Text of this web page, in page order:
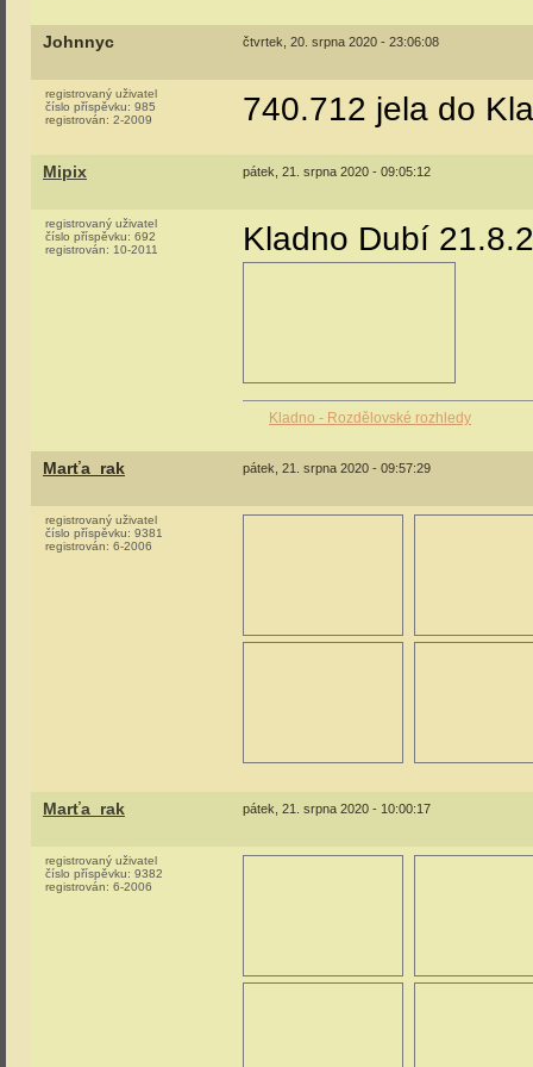
Johnnyc čtvrtek, 20. srpna 2020 - 23:06:08
registrovaný uživatel
číslo příspěvku: 985
registrován: 2-2009 740.712 jela do
Mipix pátek, 21. srpna 2020 - 09:05:12
registrovaný uživatel
číslo příspěvku: 692
registrován: 10-2011 Kladno Dubí
Kladno - Rozdělovské rozhledy
Marťa_rak pátek, 21. srpna 2020 - 09:57:29
registrovaný uživatel
číslo příspěvku: 9381
registrován: 6-2006
Marťa_rak pátek, 21. srpna 2020 - 10:00:17
registrovaný uživatel
číslo příspěvku: 9382
registrován: 6-2006